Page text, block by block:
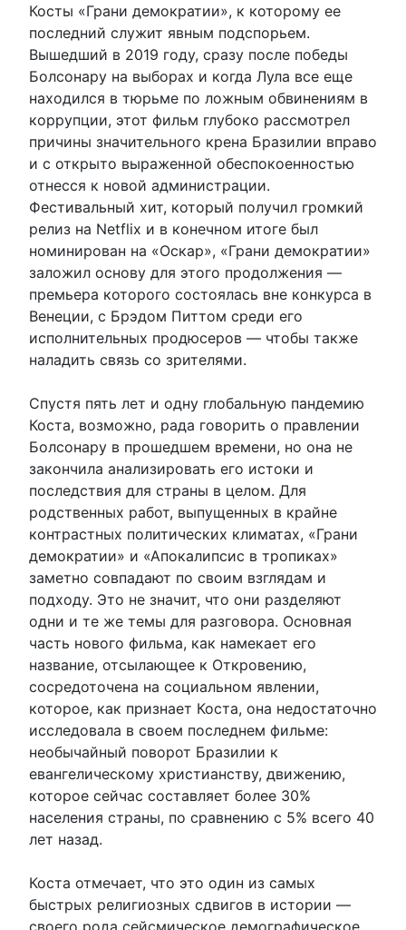
Косты «Грани демократии», к которому ее
последний служит явным подспорьем.
Вышедший в 2019 году, сразу после победы
Болсонару на выборах и когда Лула все еще
находился в тюрьме по ложным обвинениям в
коррупции, этот фильм глубоко рассмотрел
причины значительного крена Бразилии вправо
и с открыто выраженной обеспокоенностью
отнесся к новой администрации.
Фестивальный хит, который получил громкий
релиз на Netflix и в конечном итоге был
номинирован на «Оскар», «Грани демократии»
заложил основу для этого продолжения —
премьера которого состоялась вне конкурса в
Венеции, с Брэдом Питтом среди его
исполнительных продюсеров — чтобы также
наладить связь со зрителями.
Спустя пять лет и одну глобальную пандемию
Коста, возможно, рада говорить о правлении
Болсонару в прошедшем времени, но она не
закончила анализировать его истоки и
последствия для страны в целом. Для
родственных работ, выпущенных в крайне
контрастных политических климатах, «Грани
демократии» и «Апокалипсис в тропиках»
заметно совпадают по своим взглядам и
подходу. Это не значит, что они разделяют
одни и те же темы для разговора. Основная
часть нового фильма, как намекает его
название, отсылающее к Откровению,
сосредоточена на социальном явлении,
которое, как признает Коста, она недостаточно
исследовала в своем последнем фильме:
необычайный поворот Бразилии к
евангелическому христианству, движению,
которое сейчас составляет более 30%
населения страны, по сравнению с 5% всего 40
лет назад.
Коста отмечает, что это один из самых
быстрых религиозных сдвигов в истории —